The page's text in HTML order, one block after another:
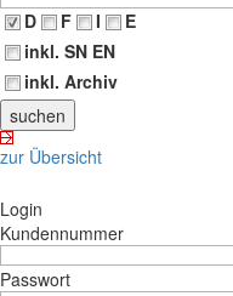
D
F I
E
inkl. SN EN
inkl. Archiv
zur Übersicht
Login
Kundennummer
Passwort